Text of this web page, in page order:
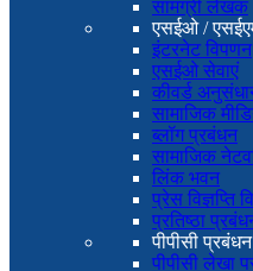
सामग्री लेखक
एसईओ /
इंटरनेट विपणन
एसईओ सेवाएं
कीवर्ड
सामाजिक
ब्लॉग प्रबंधन
सामाजिक
लिंक भवन
प्रेस विज्ञप्ति
प्रतिष्ठा
पीपीसी प्रबंधन
पीपीसी लेखा